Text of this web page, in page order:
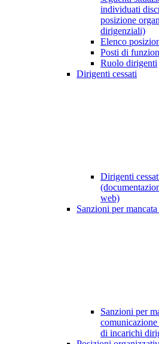
individuati
posizione
dirigenziali)
Elenco
Posti di
Ruolo dirigenti
Dirigenti cessati
Dirigenti
web)
Sanzioni per
Sanzioni per
di incarichi